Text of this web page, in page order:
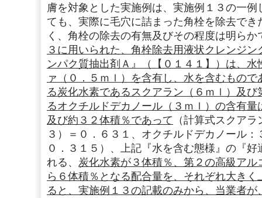
膚を対象とした実施例は、実施例１３の一
ても、実際に毛穴に詰まった角栓を除去で
く、角栓の除去の有無及びその程度は明らか
３に用いられた、角栓除去用液状クレンジ
ンパク質抽出剤Ａ』（【０１４１】）は、
ァ（０．５ｍｌ）を含有し、水を含むもの
る炭化水素であるスクアラン（６ｍｌ）及
るオクチルドデカノール（３ｍｌ）の含有
及び約３２体積％であって （計算式スクア
３）＝０．６３１、オクチルドデカノール
０．３１５）、上記『水を含む態様』の『
れる、 炭化水素が３体積％、第２の高級ア
ら６体積％となる配合量を、それぞれ大き
ると、実施例１３の記載のみから、当業者